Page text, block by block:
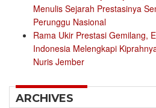
Menulis Sejarah Prestasinya
Perunggu Nasional
Rama Ukir Prestasi Gemilang,
Indonesia Melengkapi
Nuris Jember
ARCHIVES